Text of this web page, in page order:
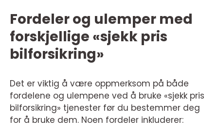
Fordeler og ulemper med
forskjellige «sjekk pris
bilforsikring»
Det er viktig å være oppmerksom på både
fordelene og ulempene ved å bruke «sjekk pris
bilforsikring» tjenester før du bestemmer deg
for å bruke dem. Noen fordeler inkluderer: